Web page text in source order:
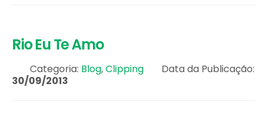
Rio Eu Te Amo
Categoria: Blog,Clipping
Data da Publicação:
30/09/2013